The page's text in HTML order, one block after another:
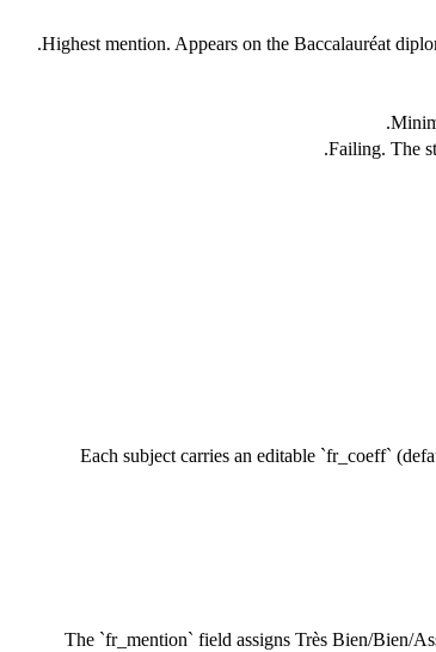
Highest mention. Appears on the Baccalauréat
Failing. The
Each subject carries an editable `fr_coeff`
The `fr_mention` field assigns Très Bien/Bien/